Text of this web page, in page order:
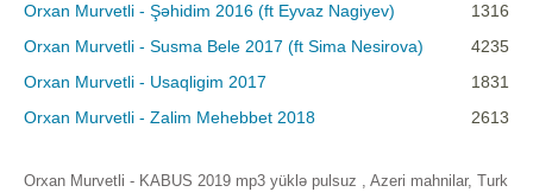
Orxan Murvetli - Şəhidim 2016 (ft Eyvaz Nagiyev)
1316
Orxan Murvetli - Susma Bele 2017 (ft Sima Nesirova)
4235
Orxan Murvetli - Usaqligim 2017
1831
Orxan Murvetli - Zalim Mehebbet 2018
2613
Orxan Murvetli - KABUS 2019 mp3 yüklə pulsuz , Azeri mahnilar, Turk